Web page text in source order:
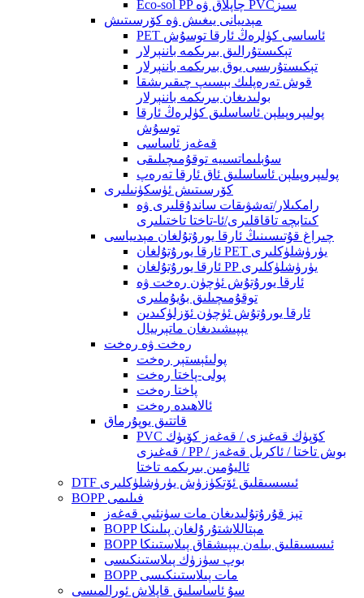
Eco-sol PP چاپلاق ۋە PVCسىز
مېدىيانى يىغىش ۋە كۆرسىتىش
PET ئاساسى كۈلرەڭ ئارقا توسۇش
تېكىستۇرالىق بىرىكمە باننېرلار
تېكىستۇرىسى يوق بىرىكمە باننېرلار
قوش تەرەپلىك بېسىپ چىقىرىشقا
بولىدىغان بىرىكمە باننېرلار
پولىپروپىلېن ئاساسلىق كۈلرەڭ ئارقا
توسۇش
قەغەز ئاساسى
سۇبلىماتسىيە توقۇمىچىلىقى
پولىپروپىلېن ئاساسلىق ئاق ئارقا تەرەپ
كۆرسىتىش ئۈسكۈنىلىرى
رامكىلار/تەشۋىقات ساندۇقلىرى ۋە
كىتابچە تاقاقلىرى/ئا-تاختا تاختىلىرى
چىراغ قۇتىسىنىڭ ئارقا يورۇتۇلغان مېدىياسى
ئارقا يورۇتۇلغان PET يۈرۈشلۈكلىرى
ئارقا يورۇتۇلغان PP يۈرۈشلۈكلىرى
ئارقا يورۇتۇش ئۈچۈن رەخت ۋە
توقۇمىچىلىق بۇيۇملىرى
ئارقا يورۇتۇش ئۈچۈن ئۆزلۈكىدىن
يېپىشىدىغان ماتېرىيال
رەخت ۋە رەخت
پولىئېستېر رەخت
پولى-پاختا رەخت
پاختا رەخت
ئالاھىدە رەخت
قاتتىق يوپۇرماق
PVC كۆپۈك قەغىزى / قەغەز كۆپۈك
قەغىزى / PP بوش تاختا / ئاكرىل قەغەز /
ئاليۇمىن بىرىكمە تاختا
DTF ئىسسىقلىق ئۆتكۈزۈش يۈرۈشلۈكلىرى
BOPP فىلىمى
تېز قۇرۇتۇلىدىغان مات سۈنئىي قەغەز
BOPP مېتاللاشتۇرۇلغان پىلىنكا
BOPP ئىسسىقلىق بىلەن يېپىشقاق پىلاستىنكا
بوپ سۈزۈك پىلاستىنكىسى
BOPP مات پىلاستىنكىسى
سۇ ئاساسلىق قاپلاش ئورالمىسى